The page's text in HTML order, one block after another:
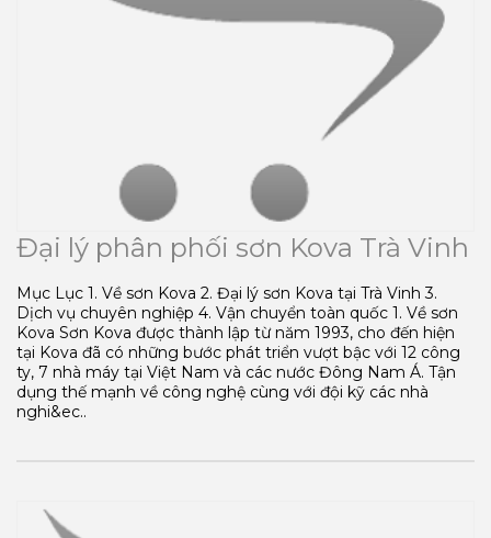
Đại lý phân phối sơn Kova Trà Vinh
Mục Lục 1. Về sơn Kova 2. Đại lý sơn Kova tại Trà Vinh 3.
Dịch vụ chuyên nghiệp 4. Vận chuyển toàn quốc 1. Về sơn
Kova Sơn Kova được thành lập từ năm 1993, cho đến hiện
tại Kova đã có những bước phát triển vượt bậc với 12 công
ty, 7 nhà máy tại Việt Nam và các nước Đông Nam Á. Tận
dụng thế mạnh về công nghệ cùng với đội kỹ các nhà
nghi&ec..